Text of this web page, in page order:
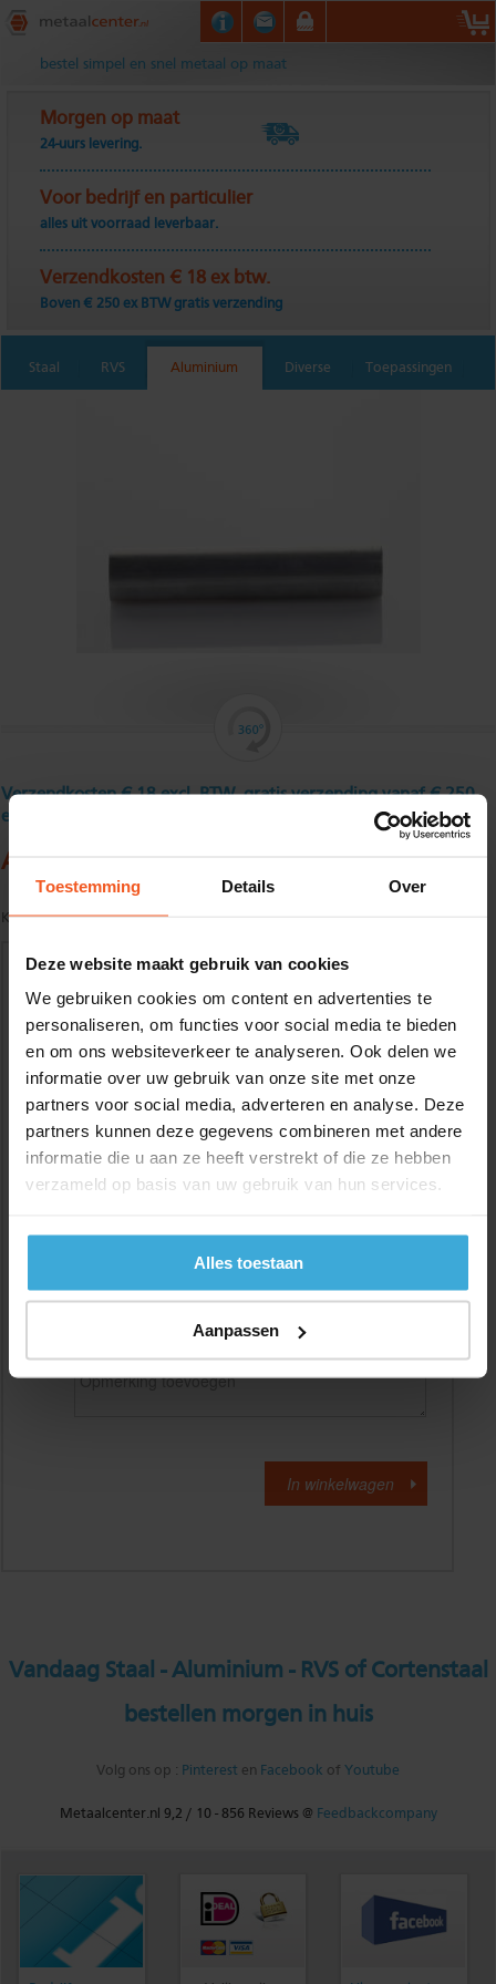
Toestemming Details Over
Deze website maakt gebruik van cookies
We gebruiken cookies om content en advertenties te
personaliseren, om functies voor social media te bieden
en om ons websiteverkeer te analyseren. Ook delen we
informatie over uw gebruik van onze site met onze
partners voor social media, adverteren en analyse. Deze
partners kunnen deze gegevens combineren met andere
informatie die u aan ze heeft verstrekt of die ze hebben
verzameld op basis van uw gebruik van hun services.
Alles toestaan
Aanpassen
Metaalcenter.nl
bestel simpel en snel metaal op maat
Morgen op maat
24-uurs levering.
Voor bedrijf en particulier
alles uit voorraad leverbaar.
Verzendkosten € 18 ex btw.
Boven € 250 ex BTW gratis verzending
Staal RVS Aluminium Diverse Toepassingen
Verzendkosten € 18 excl. BTW, gratis verzending vanaf € 250
excl. BTW
Aluminium rondstaf 20 mm
Kwaliteit: EN AW-6082-T6 volgens EN485-1/2
Gewenste
lengtemaat in
(max. 2000 mm)
+/- 2 mm lengtetolerantie
Materiaalkosten
Alle bedragen zijn excl. 21% BTW
Vandaag Staal - Aluminium - RVS of Cortenstaal
bestellen morgen in huis
Volg ons op : Pinterest en Facebook of Youtube
Metaalcenter.nl 9,2 / 10 -856 Reviews @ Feedbackcompany